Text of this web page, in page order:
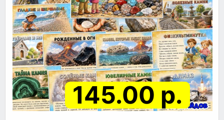
145.00 р.